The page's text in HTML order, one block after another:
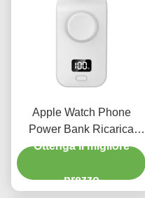
Apple Watch Phone
Power Bank Ricarica
wireless Compatto
Ottenga il migliore
prezzo